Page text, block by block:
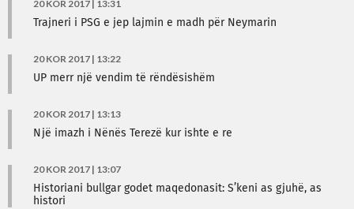
20 KOR 2017 | 13:31
Trajneri i PSG e jep lajmin e madh për Neymarin
20 KOR 2017 | 13:22
UP merr një vendim të rëndësishëm
20 KOR 2017 | 13:13
Një imazh i Nënës Terezë kur ishte e re
20 KOR 2017 | 13:07
Historiani bullgar godet maqedonasit: S’keni as gjuhë, as
histori